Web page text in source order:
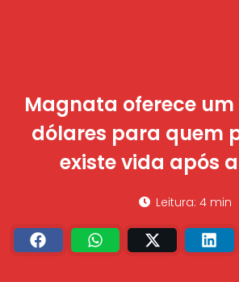
Magnata oferece
dólares para quem
existe vida após
Leitura: 4 min